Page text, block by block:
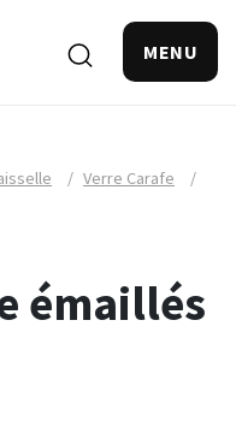
MENU
/ Verre Carafe
/
émaillés